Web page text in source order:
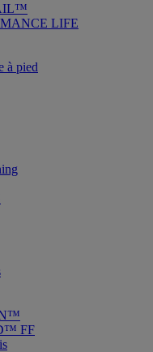
LIFE
à pied
FF